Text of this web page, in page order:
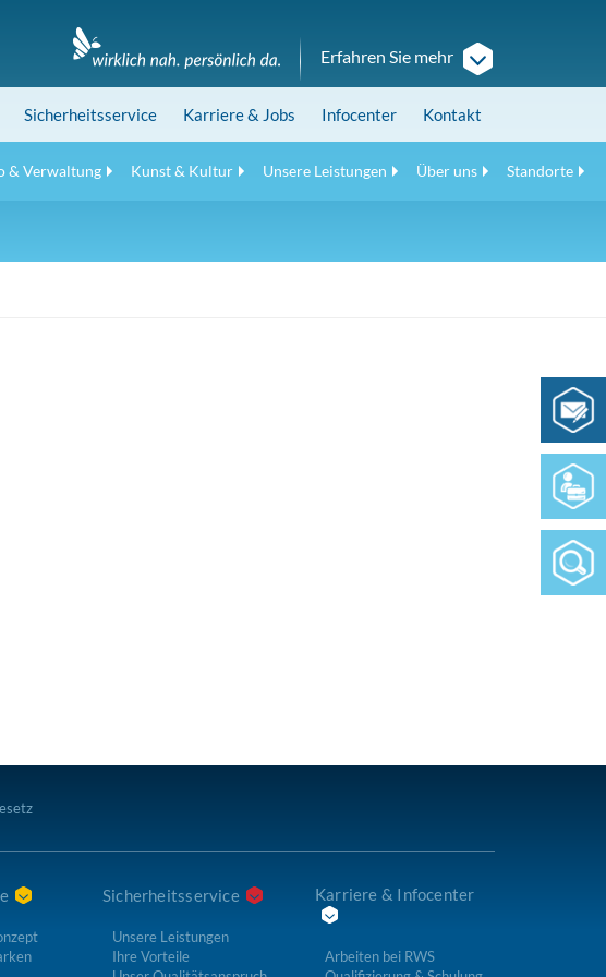
Erfahren Sie mehr
& Verwaltung Kunst & Kultur Unsere Leistungen Über uns Standorte
Sicherheitsservice Karriere& Jobs Infocenter Kontakt
Sicherheitsservice
Unsere Leistungen
Ihre Vorteile
Karriere & Infocenter
Arbeiten bei RWS